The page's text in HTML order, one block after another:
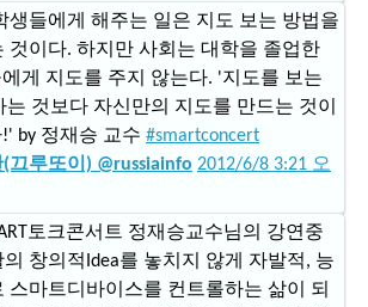
생들에게 해주는 일은 지도 보는 방법을
것이다. 하지만 사회는 대학을 졸업한
게 지도를 주지 않는다. '지도를 보는
는 것보다 자신만의 지도를 만드는 것이
by 정재승 교수 #smartconcert
끄루또이) @russiainfo 2012/6/8 3:21 오
토크콘서트 정재승교수님의 강연중
창의적Idea를 놓치지 않게 자발적, 능
스마트디바이스를 컨트롤하는 삶이 되